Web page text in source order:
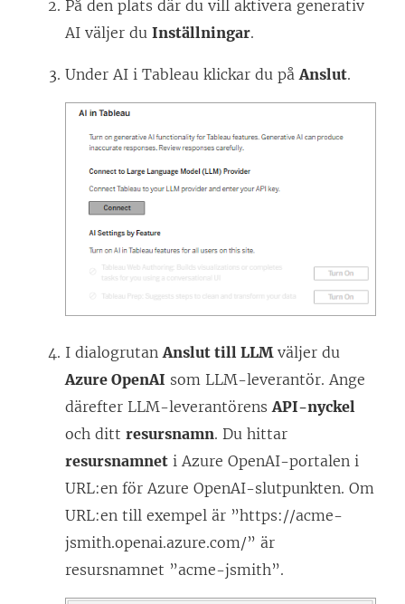
På den plats där du vill aktivera generativ
AI väljer du Inställningar.
Under AI i Tableau klickar du påAnslut.
I dialogrutanAnslut till LLMväljer du
Azure OpenAI som LLM-leverantör. Ange
därefter LLM-leverantörensAPI-nyckel
och ditt resursnamn. Du hittar
resursnamnet i Azure OpenAI-portalen i
URL:en för Azure OpenAI-slutpunkten. Om
URL:en till exempel är ”https://acme-
jsmith.openai.azure.com/” är
resursnamnet ”acme-jsmith”.